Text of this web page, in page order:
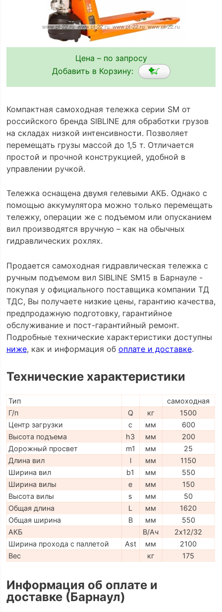
Цена – по запросу
Добавить в Корзину:
Компактная самоходная тележка серии SM от
российского бренда SIBLINE для обработки грузов
на складах низкой интенсивности. Позволяет
перемещать грузы массой до 1,5 т. Отличается
простой и прочной конструкцией, удобной в
управлении ручкой.
Тележка оснащена двумя гелевыми АКБ. Однако с
помощью аккумулятора можно только перемещать
тележку, операции же с подъемом или опусканием
вил производятся вручную – как на обычных
гидравлических рохлях.
Продается самоходная гидравлическая тележка с
ручным подъемом вил SIBLINE SM15 в Барнауле -
покупая у официального поставщика компании ТД
ТДС, Вы получаете низкие цены, гарантию качества,
предпродажную подготовку, гарантийное
обслуживание и пост-гарантийный ремонт.
Подробные технические характеристики доступны
ниже, как и информация об оплате и доставке.
Технические характеристики
Тип
самоходная
Г/п
Q кг
1500
Центр загрузки
c мм
600
Высота подъема
h3 мм
200
Дорожный просвет
m1 мм
25
Длина вил
l мм
1150
Ширина вил
b1 мм
550
Ширина вилы
e мм
150
Высота вилы
s мм
50
Общая длина
L мм
1620
Общая ширина
B мм
550
АКБ
В/Ач
2х12/32
Ширина прохода с паллетой
Ast мм
2100
Вес
кг 175
Информация об оплате и
доставке (Барнаул)